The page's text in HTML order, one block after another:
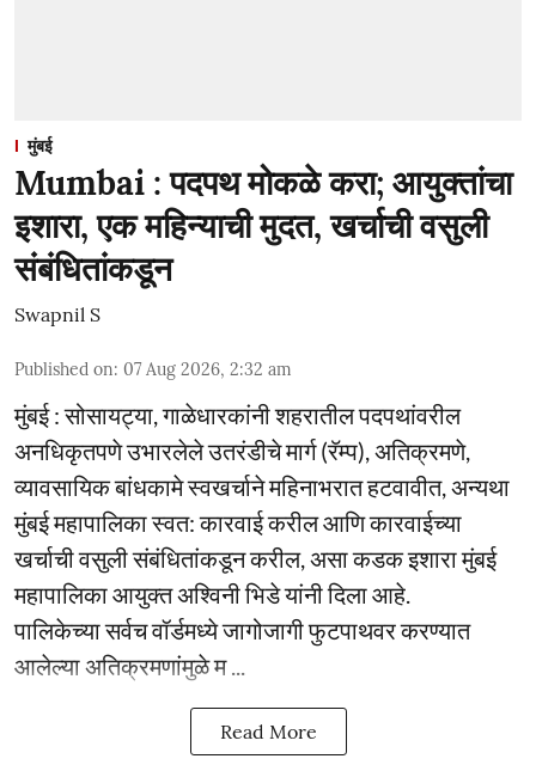
मुंबई
Mumbai : पदपथ मोकळे करा; आयुक्तांचा
इशारा, एक महिन्याची मुदत, खर्चाची वसुली
संबंधितांकडून
Swapnil S
Published on: 07 Aug 2026, 2:32 am
मुंबई : सोसायट्या, गाळेधारकांनी शहरातील पदपथांवरील
अनधिकृतपणे उभारलेले उतरंडीचे मार्ग (रॅम्प), अतिक्रमणे,
व्यावसायिक बांधकामे स्वखर्चाने महिनाभरात हटवावीत, अन्यथा
मुंबई महापालिका स्वत: कारवाई करील आणि कारवाईच्या
खर्चाची वसुली संबंधितांकडून करील, असा कडक इशारा मुंबई
महापालिका आयुक्त अश्विनी भिडे यांनी दिला आहे.
पालिकेच्या सर्वच वॉर्डमध्ये जागोजागी फुटपाथवर करण्यात
आलेल्या अतिक्रमणांमुळे म ...
Read More